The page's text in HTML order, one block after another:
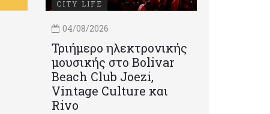
CITY LIFE
04/08/2026
Τριήμερο ηλεκτρονικής
μουσικής στο Bolivar
Beach Club Joezi,
Vintage Culture και
Rivo